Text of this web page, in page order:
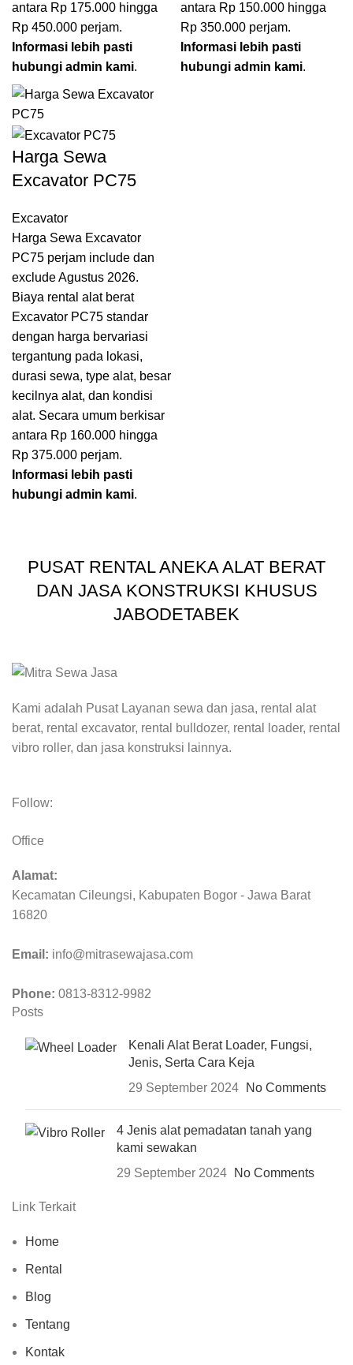
antara Rp 175.000 hingga
Rp 450.000 perjam.
Informasi lebih pasti
hubungi admin kami.
antara Rp 150.000 hingga
Rp 350.000 perjam.
Informasi lebih pasti
hubungi admin kami.
Harga Sewa
Excavator PC75
Excavator
Harga Sewa Excavator
PC75 perjam include dan
exclude Agustus 2026.
Biaya rental alat berat
Excavator PC75 standar
dengan harga bervariasi
tergantung pada lokasi,
durasi sewa, type alat, besar
kecilnya alat, dan kondisi
alat. Secara umum berkisar
antara Rp 160.000 hingga
Rp 375.000 perjam.
Informasi lebih pasti
hubungi admin kami.
PUSAT RENTAL ANEKA ALAT BERAT
DAN JASA KONSTRUKSI KHUSUS
JABODETABEK
Kami adalah Pusat Layanan sewa dan jasa, rental alat
berat, rental excavator, rental bulldozer, rental loader, rental
vibro roller, dan jasa konstruksi lainnya.
Follow:
Office
Alamat:
Kecamatan Cileungsi, Kabupaten Bogor - Jawa Barat
16820
Email: info@mitrasewajasa.com
Phone: 0813-8312-9982
Posts
Kenali Alat Berat Loader, Fungsi,
Jenis, Serta Cara Keja
29 September 2024
No Comments
4 Jenis alat pemadatan tanah yang
kami sewakan
29 September 2024
No Comments
Link Terkait
Home
Rental
Blog
Tentang
Kontak